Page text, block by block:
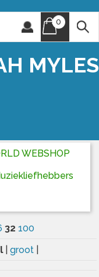
0
MYLES
WEBSHOP
32 100
groot